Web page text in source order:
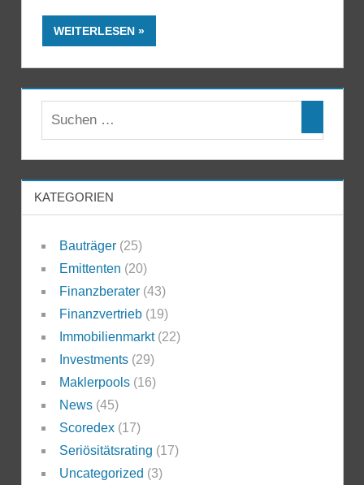
WEITERLESEN
KATEGORIEN
Bauträger(25)
Emittenten (20)
Finanzberater(43)
Finanzvertrieb(19)
Immobilienmarkt(22)
Investments(29)
Maklerpools(16)
News(45)
Scoredex(17)
Seriösitätsrating (17)
Uncategorized (3)